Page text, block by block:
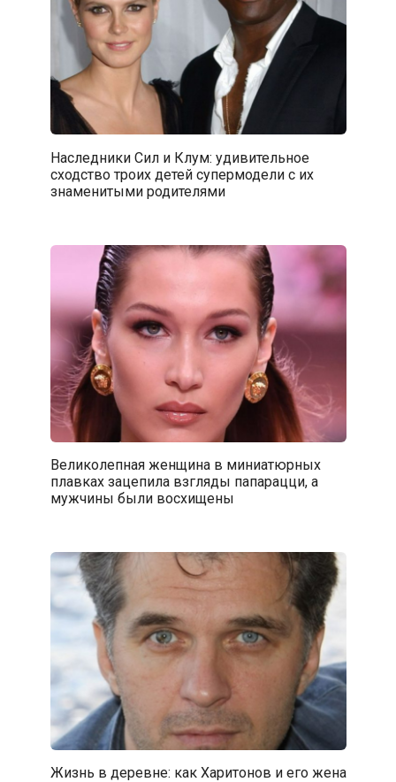
Наследники Сил и Клум: удивительное
сходство троих детей супермодели с их
знаменитыми родителями
Великолепная женщина в миниатюрных
плавках зацепила взгляды папарацци, а
мужчины были восхищены
Жизнь в деревне: как Харитонов и его жена